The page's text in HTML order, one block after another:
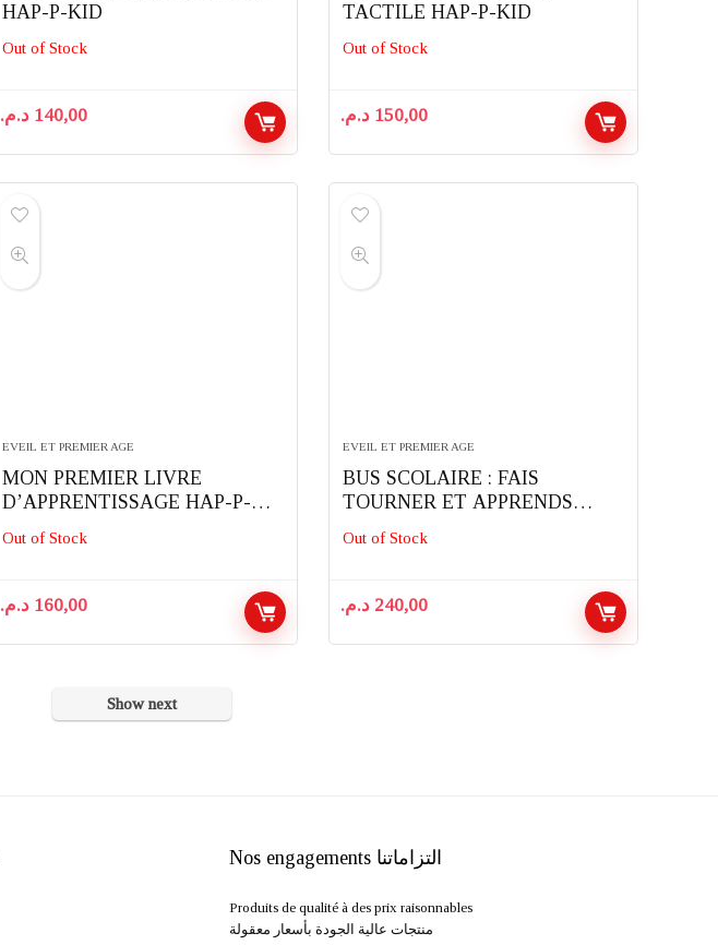
HAP-P-KID
Out of Stock
140,00 د.م.
TACTILE HAP-P-KID
Out of Stock
150,00 د.م.
EVEIL ET PREMIER AGE
MON PREMIER LIVRE
D’APPRENTISSAGE HAP-P-
Out of Stock
160,00 د.م.
EVEIL ET PREMIER AGE
BUS SCOLAIRE : FAIS
TOURNER ET APPRENDS
HAP-P-KID
Out of Stock
240,00 د.م.
Show next
Nos engagements التزاماتنا
Produits de qualité à des prix raisonnables
منتجات عالية الجودة بأسعار معقولة